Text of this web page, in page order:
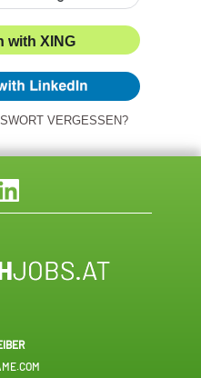
with XING
VERGESSEN?